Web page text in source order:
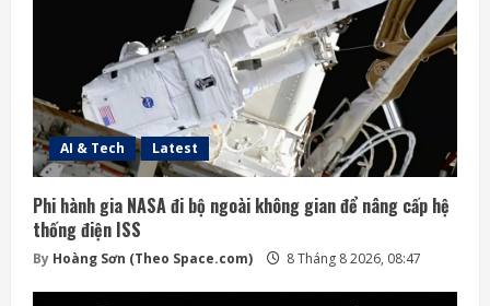
AI & Tech Latest
Phi hành gia NASA đi bộ ngoài không gian để nâng cấp hệ
thống điện ISS
By Hoàng Sơn (Theo Space.com) 8 Tháng 8 2026, 08:47